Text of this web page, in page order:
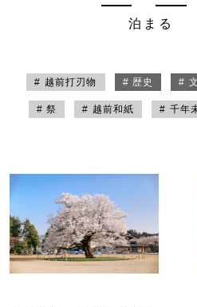
泊まる
# 越前打刃物 # 歴史 #
# 祭 # 越前和紙 # 千年